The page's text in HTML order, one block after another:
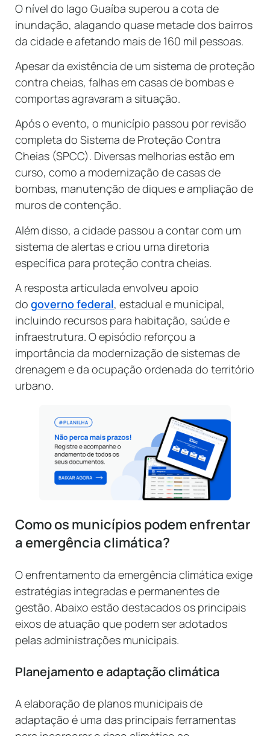
O nível do lago Guaíba superou a cota de
inundação, alagando quase metade dos bairros
da cidade e afetando mais de 160 mil pessoas.
Apesar da existência de um sistema de proteção
contra cheias, falhas em casas de bombas e
comportas agravaram a situação.
Após o evento, o município passou por revisão
completa do Sistema de Proteção Contra
Cheias (SPCC). Diversas melhorias estão em
curso, como a modernização de casas de
bombas, manutenção de diques e ampliação de
muros de contenção.
Além disso, a cidade passou a contar com um
sistema de alertas e criou uma diretoria
específica para proteção contra cheias.
A resposta articulada envolveu apoio
do governo federal, estadual e municipal,
incluindo recursos para habitação, saúde e
infraestrutura. O episódio reforçou a
importância da modernização de sistemas de
drenagem e da ocupação ordenada do território
urbano.
Como os municípios podem enfrentar
a emergência climática?
O enfrentamento da emergência climática exige
estratégias integradas e permanentes de
gestão. Abaixo estão destacados os principais
eixos de atuação que podem ser adotados
pelas administrações municipais.
Planejamento e adaptação climática
A elaboração de planos municipais de
adaptação é uma das principais ferramentas